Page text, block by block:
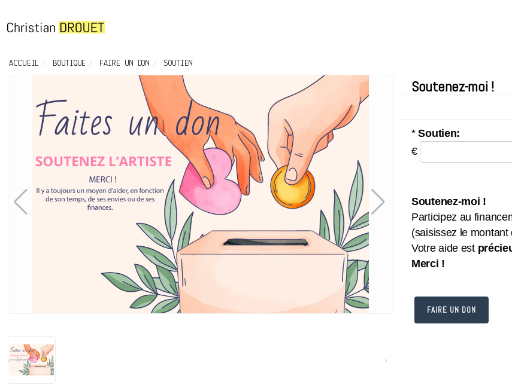
ACCUEIL BOUTIQUE FAIRE UN DON SOUTIEN
Soutenez-moi !
* Soutien:
€
Soutenez-moi !
Participez au
(saisissez le
Votre aide est
Merci !